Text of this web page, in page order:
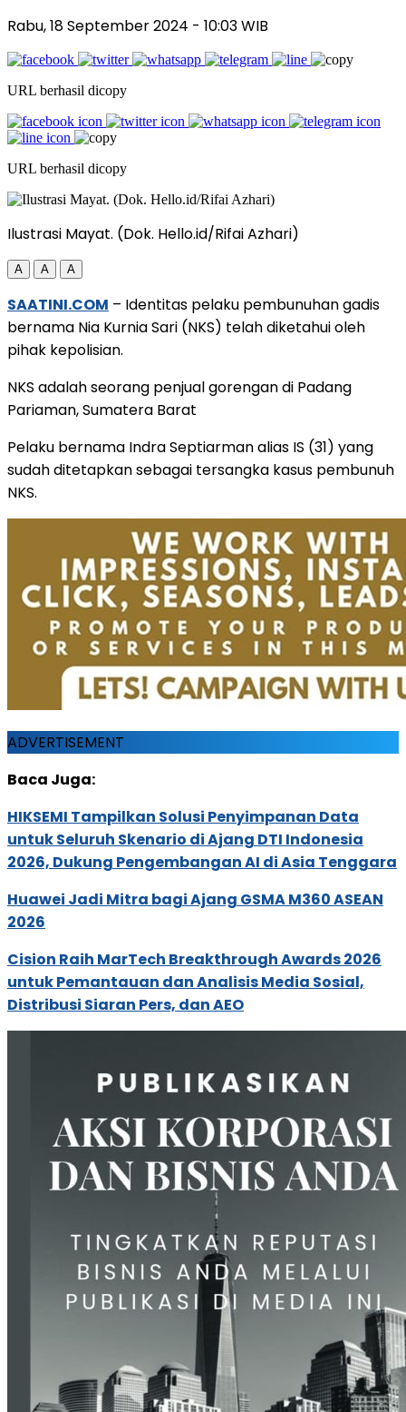
Rabu, 18 September 2024 - 10:03 WIB
URL berhasil dicopy
URL berhasil dicopy
Ilustrasi Mayat. (Dok. Hello.id/Rifai Azhari)
A A A
SAATINI.COM – Identitas pelaku pembunuhan gadis
bernama Nia Kurnia Sari (NKS) telah diketahui oleh
pihak kepolisian.
NKS adalah seorang penjual gorengan di Padang
Pariaman, Sumatera Barat
Pelaku bernama Indra Septiarman alias IS (31) yang
sudah ditetapkan sebagai tersangka kasus pembunuh
NKS.
ADVERTISEMENT
Baca Juga:
HIKSEMI Tampilkan Solusi Penyimpanan Data
untuk Seluruh Skenario di Ajang DTI Indonesia
2026, Dukung Pengembangan AI di Asia Tenggara
Huawei Jadi Mitra bagi Ajang GSMA M360 ASEAN
2026
Cision Raih MarTech Breakthrough Awards 2026
untuk Pemantauan dan Analisis Media Sosial,
Distribusi Siaran Pers, dan AEO